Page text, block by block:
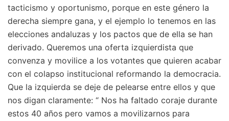
tacticismo y oportunismo, porque en este género la
derecha siempre gana, y el ejemplo lo tenemos en las
elecciones andaluzas y los pactos que de ella se han
derivado. Queremos una oferta izquierdista que
convenza y movilice a los votantes que quieren acabar
con el colapso institucional reformando la democracia.
Que la izquierda se deje de pelearse entre ellos y que
nos digan claramente: “ Nos ha faltado coraje durante
estos 40 años pero vamos a movilizarnos para